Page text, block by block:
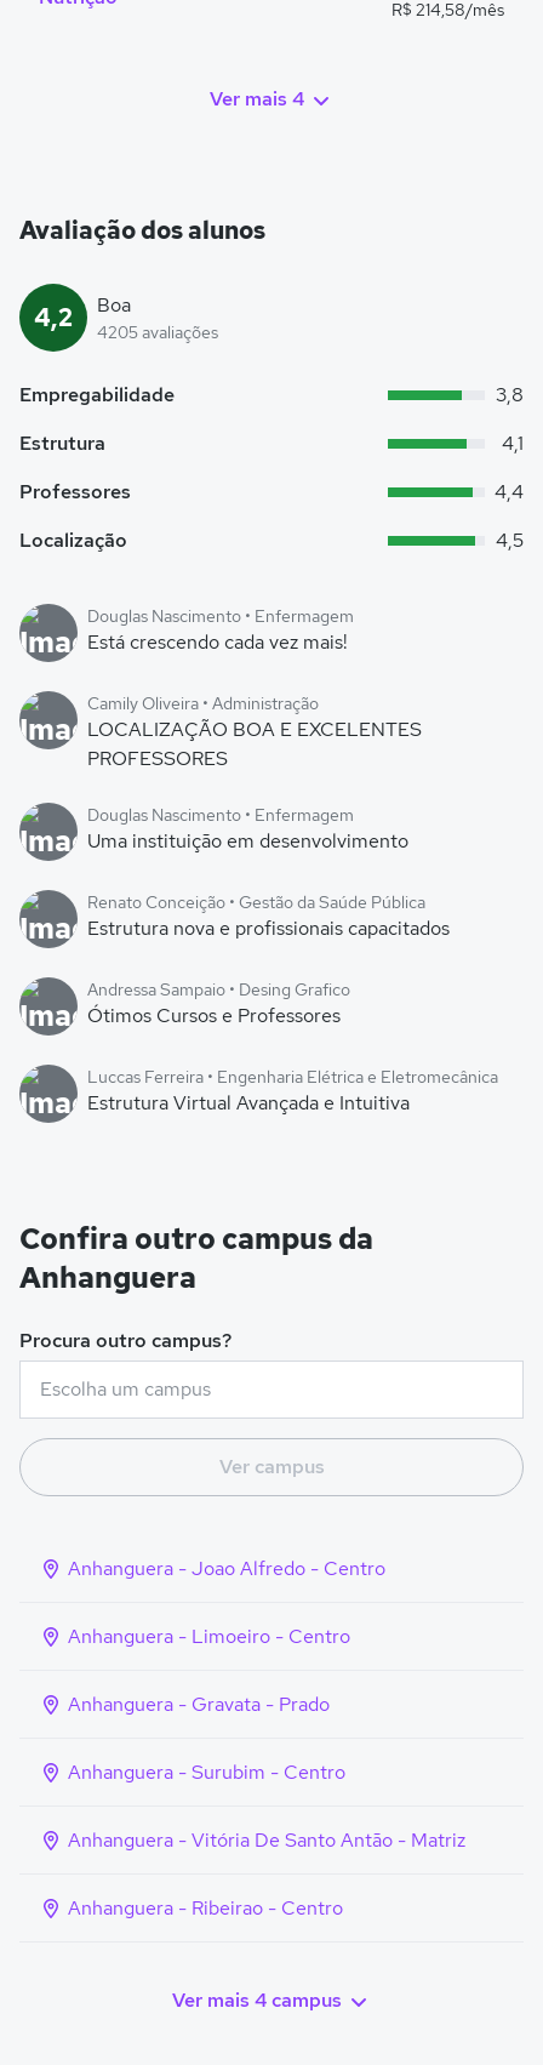
R$ 214,58/mês
Ver mais 4
Avaliação dos alunos
4,2 Boa
4205 avaliações
Empregabilidade
3,8
Estrutura
4,1
Professores
4,4
Localização
4,5
Douglas Nascimento • Enfermagem
Está crescendo cada vez mais!
Camily Oliveira • Administração
LOCALIZAÇÃO BOA E EXCELENTES
PROFESSORES
Douglas Nascimento • Enfermagem
Uma instituição em desenvolvimento
Renato Conceição • Gestão da Saúde Pública
Estrutura nova e profissionais capacitados
Andressa Sampaio • Desing Grafico
Ótimos Cursos e Professores
Luccas Ferreira • Engenharia Elétrica e Eletromecânica
Estrutura Virtual Avançada e Intuitiva
Confira outro campus da
Anhanguera
Procura outro campus?
Ver campus
Anhanguera - Joao Alfredo - Centro
Anhanguera - Limoeiro - Centro
Anhanguera - Gravata - Prado
Anhanguera - Surubim - Centro
Anhanguera - Vitória De Santo Antão - Matriz
Anhanguera - Ribeirao - Centro
Ver mais 4 campus